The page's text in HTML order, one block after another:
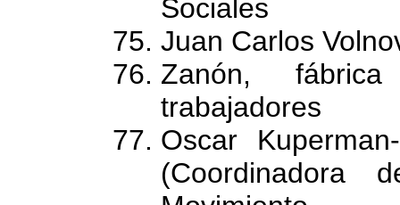
Sociales
Juan Carlos
Zanón,
trabajadores
Oscar
(Coordinadora